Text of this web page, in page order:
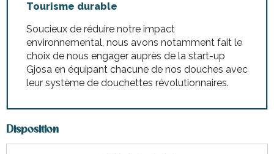
Tourisme durable
Soucieux de réduire notre impact
environnemental, nous avons notamment fait le
choix de nous engager auprès de la start-up
Gjosa en équipant chacune de nos douches avec
leur système de douchettes révolutionnaires.
Disposition